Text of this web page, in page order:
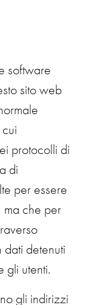
software
sito web
protocolli di
di
per essere
ma che per
detenuti
gli utenti.
gli indirizzi